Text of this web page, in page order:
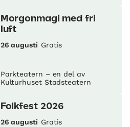
Morgonmagi med fri
luft
26 augusti Gratis
Parkteatern – en del av
Kulturhuset Stadsteatern
Folkfest 2026
26 augusti Gratis